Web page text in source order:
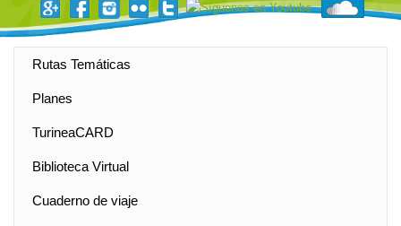
Rutas Temáticas
Planes
TurineaCARD
Biblioteca Virtual
Cuaderno de viaje